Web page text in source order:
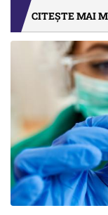
CITEȘTE MAI